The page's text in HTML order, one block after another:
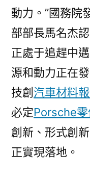
動力。”國務院
部部長馬名杰
正處于追趕中
源和動力正在
技創 汽車材料
必定Porsche零
創新、形式創
正實現落地。